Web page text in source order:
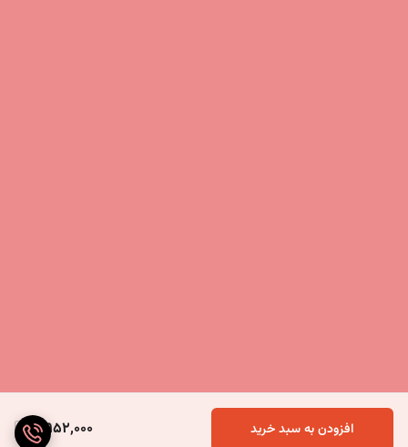
5,952,000 افزودن به سبد خرید